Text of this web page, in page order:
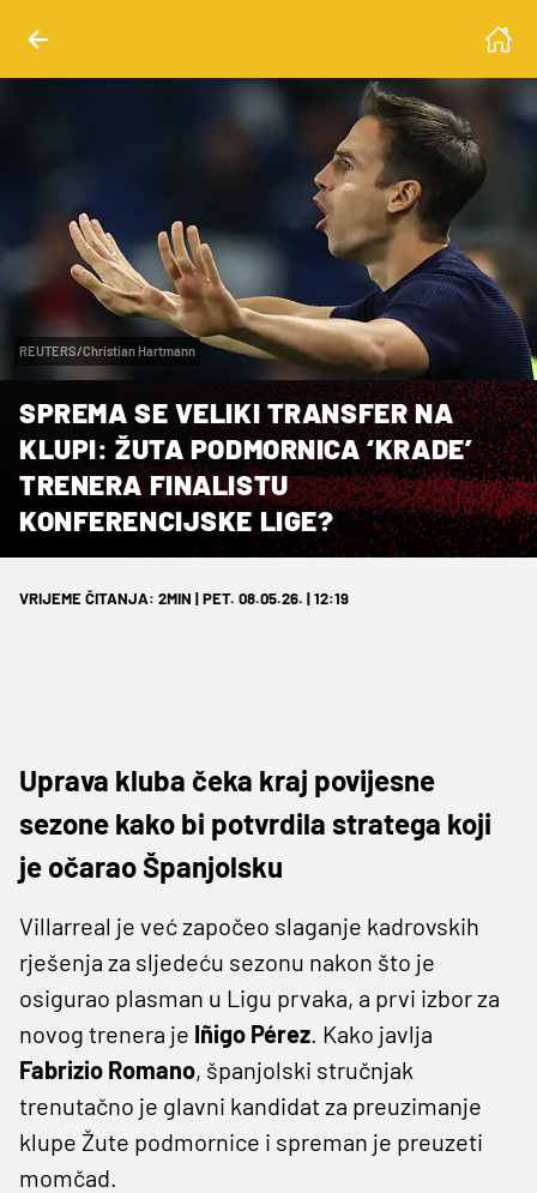
REUTERS/Christian Hartmann
SPREMA SE VELIKI TRANSFER NA
KLUPI: ŽUTA PODMORNICA ‘KRADE’
TRENERA FINALISTU
KONFERENCIJSKE LIGE?
VRIJEME ČITANJA: 2MIN | PET. 08.05.26. | 12:19
Uprava kluba čeka kraj povijesne
sezone kako bi potvrdila stratega koji
je očarao Španjolsku
Villarreal je već započeo slaganje kadrovskih
rješenja za sljedeću sezonu nakon što je
osigurao plasman u Ligu prvaka, a prvi izbor za
novog trenera je Iñigo Pérez. Kako javlja
Fabrizio Romano, španjolski stručnjak
trenutačno je glavni kandidat za preuzimanje
klupe Žute podmornice i spreman je preuzeti
momčad.